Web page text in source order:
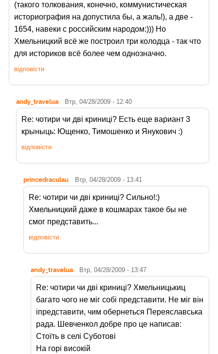
(такого толкования, конечно, коммунистическая
историография на допустила бы, а жаль!), а две -
1654, навеки с российским народом:))) Но
Хмельницкий всё же построил три колодца - так что
для историков всё более чем однозначно.
відповісти
andy_travelua Втр, 04/28/2009 - 12:40
Re: чотири чи дві криниці? Есть еще вариант 3
крыныць: Ющенко, Тимошенко и Янукович :)
відповісти
princedraculau Втр, 04/28/2009 - 13:41
Re: чотири чи дві криниці? Сильно!:)
Хмельницкий даже в кошмарах такое бы не
смог представить...
відповісти
andy_travelua Втр, 04/28/2009 - 13:47
Re: чотири чи дві криниці? Хмельницькиц
багато чого не міг собі представити. Не міг він
іпредставити, чим обернеться Переяславська
рада. Шевченкол добре про це написав:
Стоїть в селі Суботові
На горі високій